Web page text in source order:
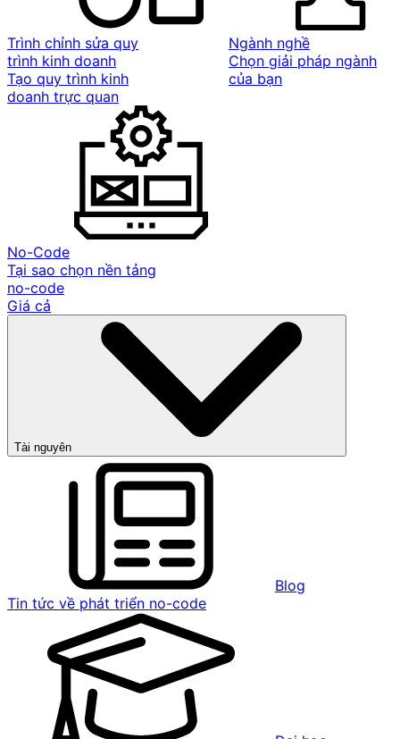
Trình chỉnh sửa quy
trình kinh doanh
Tạo quy trình kinh
doanh trực quan
Ngành nghề
Chọn giải pháp ngành
của bạn
No-Code
Tại sao chọn nền tảng
no-code
Giá cả
Tài nguyên
Blog
Tin tức về phát triển no-code